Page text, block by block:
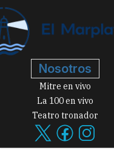
Nosotros
Mitre en vivo
La 100 en vivo
Teatro tronador